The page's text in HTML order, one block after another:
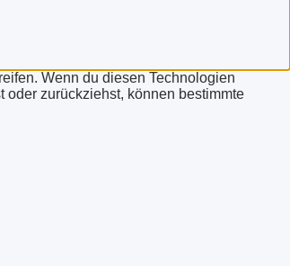
Wenn du diesen Technologien
zurückziehst, können bestimmte